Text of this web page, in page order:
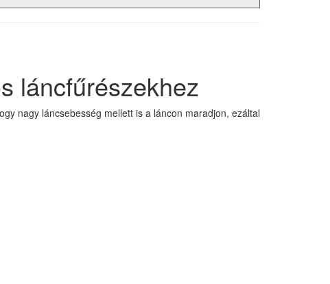
láncfűrészekhez
nagy láncsebesség mellett is a láncon maradjon, ezáltal